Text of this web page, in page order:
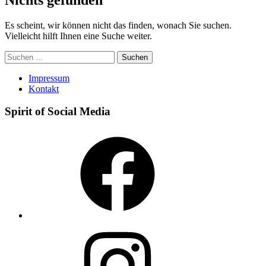
Es scheint, wir können nicht das finden, wonach Sie suchen.
Vielleicht hilft Ihnen eine Suche weiter.
Suchen
nach:
Impressum
Kontakt
Spirit of Social Media